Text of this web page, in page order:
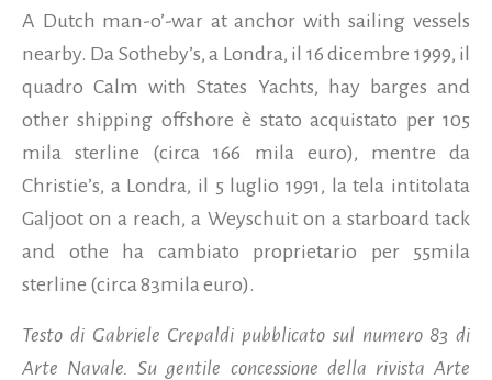
A Dutch man-o’-war at anchor with sailing vessels
nearby. Da Sotheby’s, a Londra, il 16 dicembre 1999, il
quadro Calm with States Yachts, hay barges and
other shipping offshore è stato acquistato per 105
mila sterline (circa 166 mila euro), mentre da
Christie’s, a Londra, il 5 luglio 1991, la tela intitolata
Galjoot on a reach, a Weyschuit on a starboard tack
and othe ha cambiato proprietario per 55mila
sterline (circa 83mila euro).
Testo di Gabriele Crepaldi pubblicato sul numero 83 di
Arte Navale. Su gentile concessione della rivista Arte